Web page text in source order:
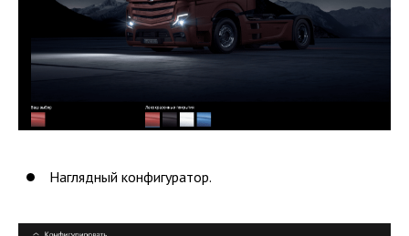
Наглядный конфигуратор.